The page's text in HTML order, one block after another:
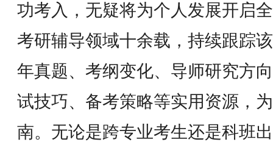
功考入，无疑将为个人发展开启
考研辅导领域十余载，持续跟踪
年真题、考纲变化、导师研究方
试技巧、备考策略等实用资源，
南。无论是跨专业考生还是科班